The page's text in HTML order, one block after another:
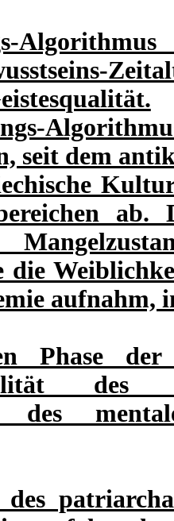
seit dem
aufnahm,
Phase
des
des